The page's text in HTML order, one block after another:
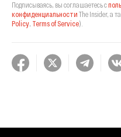
Подписываясь, вы соглашаетесь с
конфиденциальности The Insider, а
Policy, Terms of Service).